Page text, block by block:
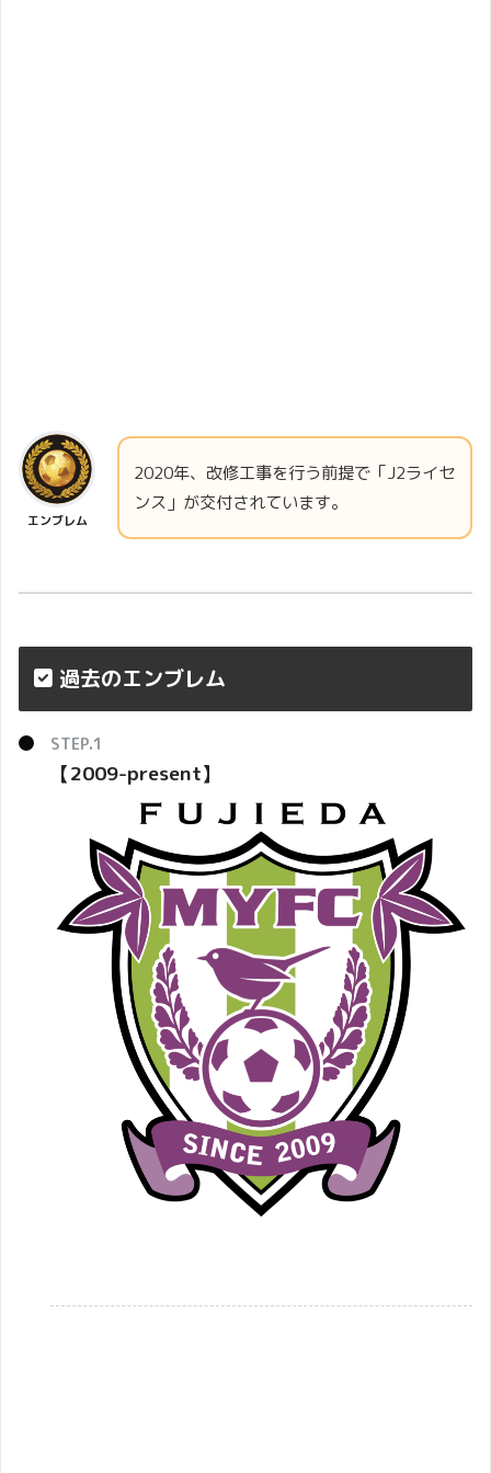
エンブレム
2020年、改修工事を行う前提で「J2ライセ
ンス」が交付されています。
過去のエンブレム
【2009-present】